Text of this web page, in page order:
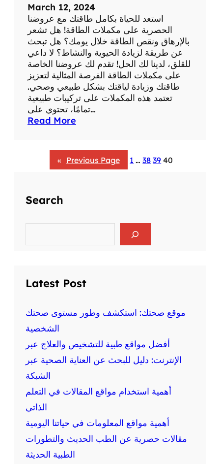
ب
March 12, 2024
استعد للحياة بكامل طاقتك مع عروضنا
الحصرية على مكملات الطاقة! هل تشعر
بالإرهاق ونقص الطاقة خلال يومك؟ هل تبحث
عن طريقة لزيادة الحيوية والنشاط؟ لا داعي
للقلق، لدينا لك الحل! تقدم لك عروضنا الخاصة
على مكملات الطاقة الفرصة المثالية لتعزيز
طاقتك وزيادة لياقتك بشكل طبيعي وصحي.
تعتمد هذه المكملات على تركيبات طبيعية
تمامًا، تحتوي على…
Read More
ض
ل
م
م
ت
غ
ا
ة
« Previous Page 1 … 38 39 40
Search
a
Latest Post
موقع صحتك: استكشف وطور مستوى صحتك
الشخصية
أفضل مواقع طبية للتشخيص والعلاج عبر
الإنترنت: دليل للبحث عن العناية الصحية عبر
الشبكة
أهمية استخدام مواقع المقالات في التعلم
الذاتي
أهمية مواقع المعلومات في حياتنا اليومية
مقالات حصرية عن الطب الحديث والتطورات
الطبية الحديثة